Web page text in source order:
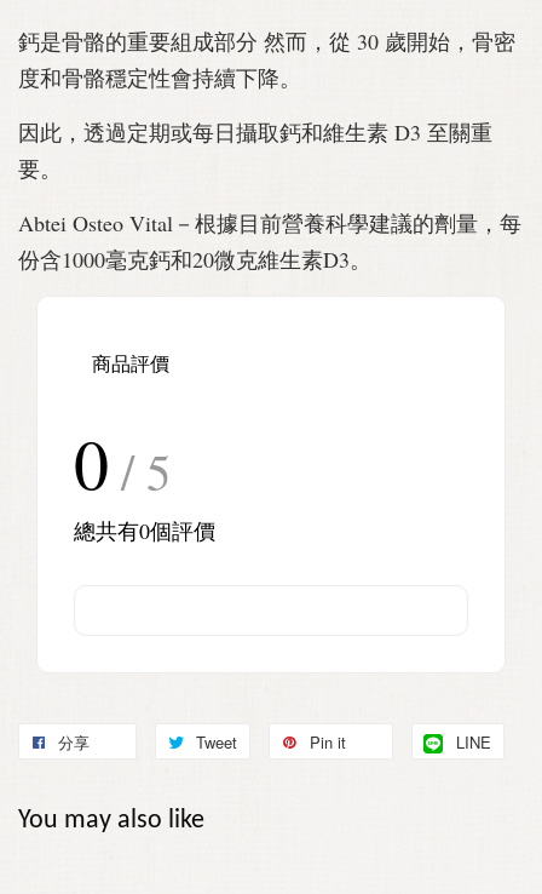
鈣是骨骼的重要組成部分 然而，從 30 歲開始，骨密
度和骨骼穩定性會持續下降。
因此，透過定期或每日攝取鈣和維生素 D3 至關重
要。
Abtei Osteo Vital－根據目前營養科學建議的劑量，每
份含1000毫克鈣和20微克維生素D3。
商品評價
0 / 5
總共有0個評價
分享 Tweet Pin it LINE
You may also like